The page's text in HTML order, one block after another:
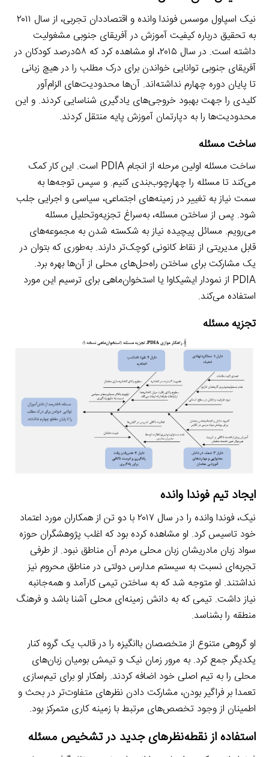
نیک اسپاول موسس فوندا وانده و اقتصاددان تجربی، از سال ۲۰۱۱
به تحقیق درباره کیفیت آموزش در آفریقای جنوبی مشغولیت
داشته است. در سال ۲۰۱۵، او مشاهده کرد که ۵۸درصد کودکان در
آفریقای جنوبی توانایی خواندن برای درک مطلب را در هیچ زبانی
تا پایان دوره چهارم نداشته‌اند. آن‌ها محدودیت‌های الزام‌آور
کلیدی را جهت بهبود خروجی‌های یادگیری شناسایی کردند. و این
محدودیت‌ها را به دپارتمان آموزش پایه منتقل کردند.
ساخت مسئله
ساخت مسئله اولین مرحله از انجام PDIA است. این کار کمک
می‌کند تا مسئله را چهارچوب‌بندی کنیم. و سپس توجه‌ها به
سمت نیاز به تغییر در زمینه‌های اجتماعی، سیاسی و اجرایی جلب
شود. پس از ساختن مسئله، به‌سراغ تجزیه‌وتحلیل مسئله
می‌رویم. مسائل پیچیده نیاز به شکسته شدن به مجموعه‌های
قابل مدیریتی از نقاط کانونی کوچک‌تر دارند. به‌طوری که بتوان در
یک مشارکت برای ساختن راه‌حل‌های محلی از آن‌ها بهره برد.
PDIA از نمودار ایشیکاوا یا استخوان‌ماهی برای ترسیم این مورد
استفاده می‌کند.
تجزیه مسئله
ایجاد تیم فوندا وانده
نیک، فوندا وانده را در سال ۲۰۱۷ با دو تن از همکاران مورد اعتماد
خود تاسیس کرد. او مشاهده کرده بود که اغلب پژوهشگران حوزه
سواد زبان مادریشان زبان محلی مردم آن مناطق نبود. از طرفی
تجربه‌ای نسبت به سیستم مدارس دولتی در مناطق محروم نیز
نداشتند. او متوجه شد که به ساختن تیمی کارآمد و همه‌جانبه
نیاز داشت. تیمی که به دانش زمینه‌ای محلی آشنا باشد و فرهنگ
منطقه را بشناسد.
او گروهی متنوع از متخصصان باانگیزه را در قالب یک گروه کنار
یکدیگر جمع کرد. به مرور زمان نیک و تیمش بومیان زبان‌های
محلی را به تیم اصلی خود اضافه کردند. راهکار او برای تیم‌سازی
تعمدا بر فراگیر بودن، مشارکت دادن نظرهای متفاوت‌تر در بحث و
اطمینان از وجود تخصص‌های مرتبط با زمینه کاری متمرکز بود.
استفاده از نقطه‌نظرهای جدید در تشخیص مسئله